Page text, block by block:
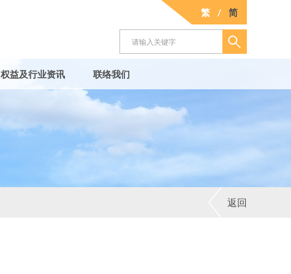
繁 / 简
权益及行业资讯 联络我们
返回